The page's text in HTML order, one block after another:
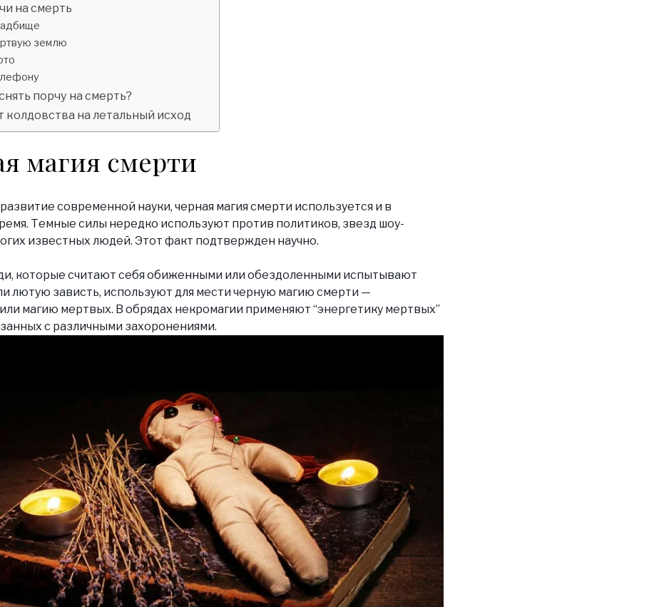
на смерть
землю
порчу на смерть?
колдовства на летальный исход
магия смерти
современной науки, черная магия смерти используется и в
Темные силы нередко используют против политиков, звезд шоу-
известных людей. Этот факт подтвержден научно.
которые считают себя обиженными или обездоленными испытывают
лютую зависть, используют для мести черную магию смерти —
магию мертвых. В обрядах некромагии применяют “энергетику мертвых”
с различными захоронениями.